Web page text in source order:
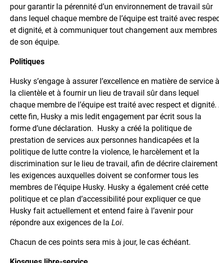
pour garantir la pérennité d’un environnement de travail sûr
dans lequel chaque membre de l’équipe est traité avec
et dignité, et à communiquer tout changement aux membres
de son équipe.
Politiques
Husky s’engage à assurer l’excellence en matière de service à
la clientèle et à fournir un lieu de travail sûr dans lequel
chaque membre de l’équipe est traité avec respect et dignité.
cette fin, Husky a mis ledit engagement par écrit sous la
forme d’une déclaration. Husky a créé la politique de
prestation de services aux personnes handicapées et la
politique de lutte contre la violence, le harcèlement et la
discrimination sur le lieu de travail, afin de décrire clairement
les exigences auxquelles doivent se conformer tous les
membres de l’équipe Husky. Husky a également créé cette
politique et ce plan d’accessibilité pour expliquer ce que
Husky fait actuellement et entend faire à l’avenir pour
répondre aux exigences de la Loi.
Chacun de ces points sera mis à jour, le cas échéant.